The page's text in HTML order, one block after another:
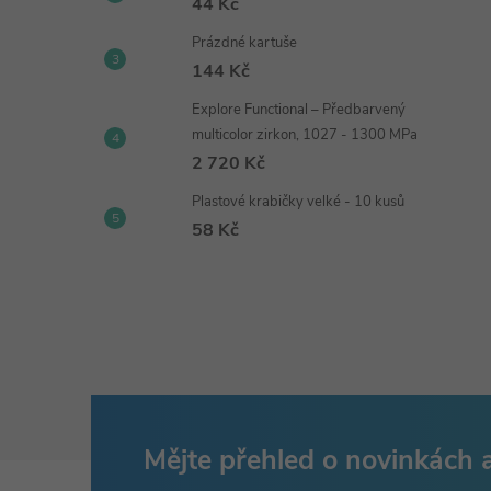
Prázdné kartuše
144 Kč
Explore Functional – Předbarvený
multicolor zirkon, 1027 - 1300 MPa
2 720 Kč
Plastové krabičky velké - 10 kusů
58 Kč
Mějte přehled o novinkách